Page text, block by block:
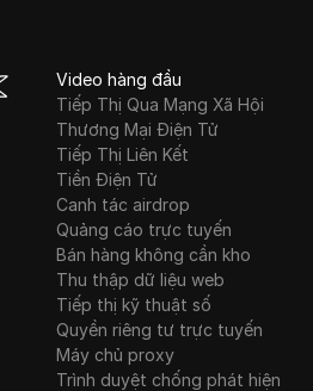
Video hàng đầu
Tiếp Thị Qua Mạng Xã Hội
Thương Mại Điện Tử
Tiếp Thị Liên Kết
Tiền Điện Tử
Canh tác airdrop
Quảng cáo trực tuyến
Bán hàng không cần kho
Thu thập dữ liệu web
Tiếp thị kỹ thuật số
Quyền riêng tư trực tuyến
Máy chủ proxy
Trình duyệt chống phát hiện